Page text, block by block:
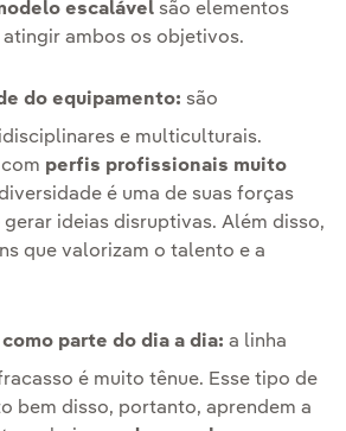
escalável são elementos
ambos os objetivos.
do equipamento: são
e multiculturais.
perfis profissionais muito
é uma de suas forças
ideias disruptivas. Além disso,
que valorizam o talento e a
parte do dia a dia: a linha
é muito tênue. Esse tipo de
bem disso, portanto, aprendem a